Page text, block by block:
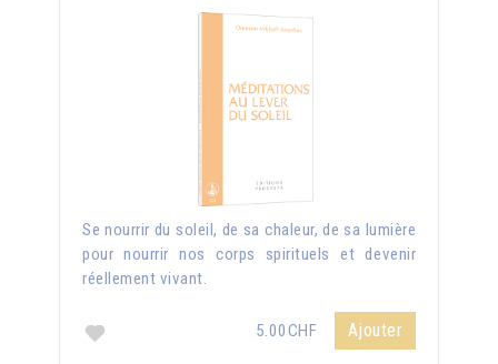
Se nourrir du soleil, de sa chaleur, de sa lumière
pour nourrir nos corps spirituels et devenir
réellement vivant.
5.00CHF Ajouter